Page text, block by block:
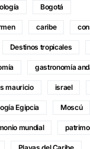
Bogotá
caribe
Destinos tropicales
gastronomía
mauricio israel
Egipcia Moscú
mundial